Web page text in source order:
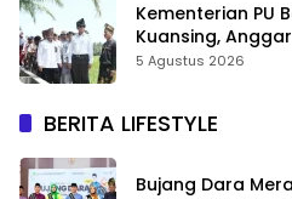
Kementerian PU
Kuansing,
5 Agustus 2026
BERITA LIFESTYLE
Bujang Dara